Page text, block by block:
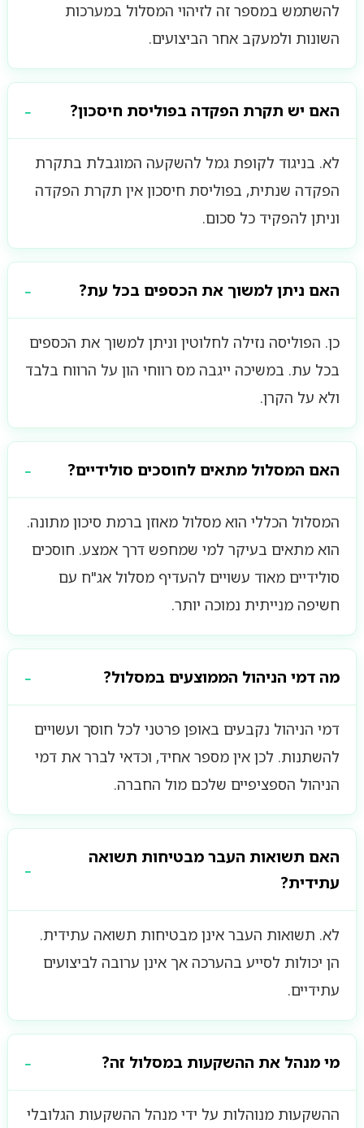
להשתמש במספר זה לזיהוי המסלול במערכות
השונות ולמעקב אחר הביצועים.
האם יש תקרת הפקדה בפוליסת חיסכון?
לא. בניגוד לקופת גמל להשקעה המוגבלת בתקרת
הפקדה שנתית, בפוליסת חיסכון אין תקרת הפקדה
וניתן להפקיד כל סכום.
האם ניתן למשוך את הכספים בכל עת?
כן. הפוליסה נזילה לחלוטין וניתן למשוך את הכספים
בכל עת. במשיכה ייגבה מס רווחי הון על הרווח בלבד
ולא על הקרן.
האם המסלול מתאים לחוסכים סולידיים?
המסלול הכללי הוא מסלול מאוזן ברמת סיכון מתונה.
הוא מתאים בעיקר למי שמחפש דרך אמצע. חוסכים
סולידיים מאוד עשויים להעדיף מסלול אג"ח עם
חשיפה מנייתית נמוכה יותר.
מה דמי הניהול הממוצעים במסלול?
דמי הניהול נקבעים באופן פרטני לכל חוסך ועשויים
להשתנות. לכן אין מספר אחיד, וכדאי לברר את דמי
הניהול הספציפיים שלכם מול החברה.
האם תשואות העבר מבטיחות תשואה
עתידית?
לא. תשואות העבר אינן מבטיחות תשואה עתידית.
הן יכולות לסייע בהערכה אך אינן ערובה לביצועים
עתידיים.
מי מנהל את ההשקעות במסלול זה?
ההשקעות מנוהלות על ידי מנהל ההשקעות הגלובלי